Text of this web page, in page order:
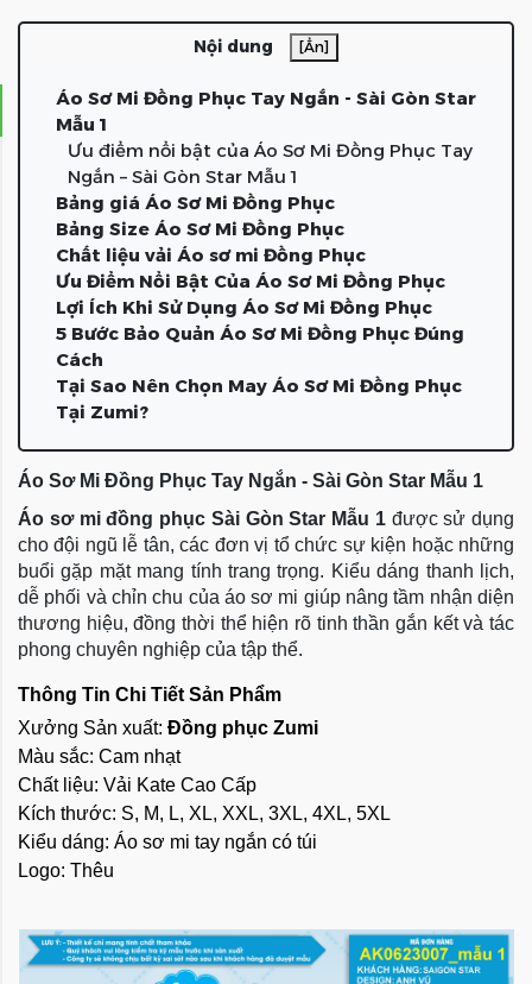
Nội dung [Ẩn]
Áo Sơ Mi Đồng Phục Tay Ngắn - Sài Gòn Star
Mẫu 1
Ưu điểm nổi bật của Áo Sơ Mi Đồng Phục Tay
Ngắn – Sài Gòn Star Mẫu 1
Bảng giá Áo Sơ Mi Đồng Phục
Bảng Size Áo Sơ Mi Đồng Phục
Chất liệu vải Áo sơ mi Đồng Phục
Ưu Điểm Nổi Bật Của Áo Sơ Mi Đồng Phục
Lợi Ích Khi Sử Dụng Áo Sơ Mi Đồng Phục
5 Bước Bảo Quản Áo Sơ Mi Đồng Phục Đúng
Cách
Tại Sao Nên Chọn May Áo Sơ Mi Đồng Phục
Tại Zumi?
Áo Sơ Mi Đồng Phục Tay Ngắn - Sài Gòn Star Mẫu 1
Áo sơ mi đồng phục Sài Gòn Star Mẫu 1 được sử dụng
cho đội ngũ lễ tân, các đơn vị tổ chức sự kiện hoặc những
buổi gặp mặt mang tính trang trọng. Kiểu dáng thanh lịch,
dễ phối và chỉn chu của áo sơ mi giúp nâng tầm nhận diện
thương hiệu, đồng thời thể hiện rõ tinh thần gắn kết và tác
phong chuyên nghiệp của tập thể.
Thông Tin Chi Tiết Sản Phẩm
Xưởng Sản xuất: Đồng phục Zumi
Màu sắc: Cam nhạt
Chất liệu: Vải Kate Cao Cấp
Kích thước: S, M, L, XL, XXL, 3XL, 4XL, 5XL
Kiểu dáng: Áo sơ mi tay ngắn có túi
Logo: Thêu